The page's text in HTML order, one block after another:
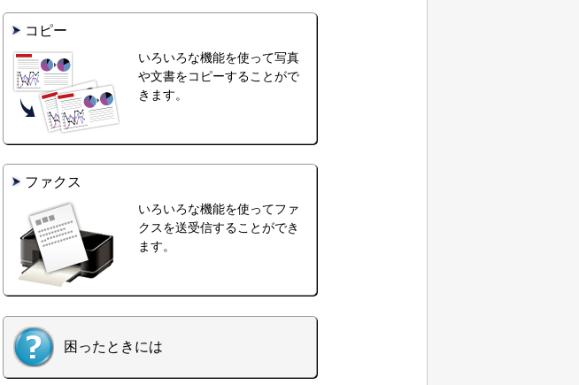
コピー
いろいろな機能を使って写真
や文書をコピーすることがで
きます。
ファクス
いろいろな機能を使ってファ
クスを送受信することができ
ます。
困ったときには